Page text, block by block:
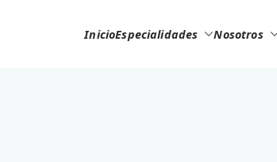
InicioEspecialidades Nosotros